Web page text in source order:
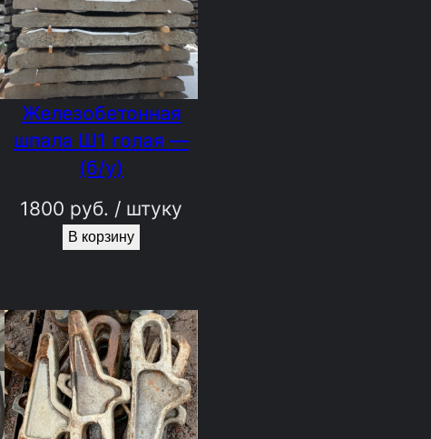
Железобетонная
шпала Ш1 голая —
(б/у)
1800 руб. / штуку
В корзину